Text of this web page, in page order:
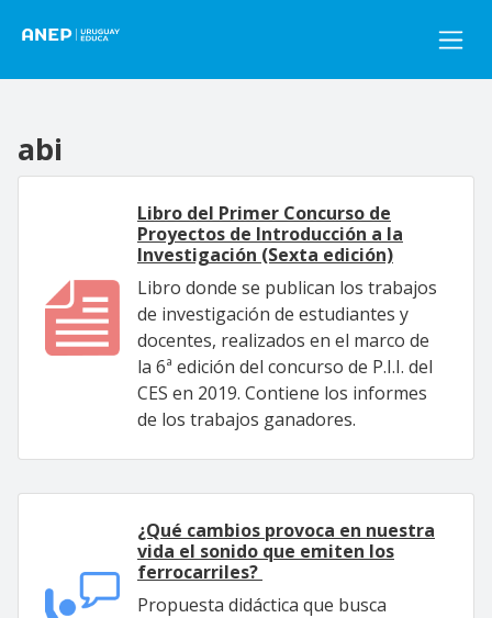
abi
Libro del Primer Concurso de
Proyectos de Introducción a la
Investigación (Sexta edición)
Libro donde se publican los trabajos
de investigación de estudiantes y
docentes, realizados en el marco de
la 6ª edición del concurso de P.I.I. del
CES en 2019. Contiene los informes
de los trabajos ganadores.
¿Qué cambios provoca en nuestra
vida el sonido que emiten los
ferrocarriles?
Propuesta didáctica que busca